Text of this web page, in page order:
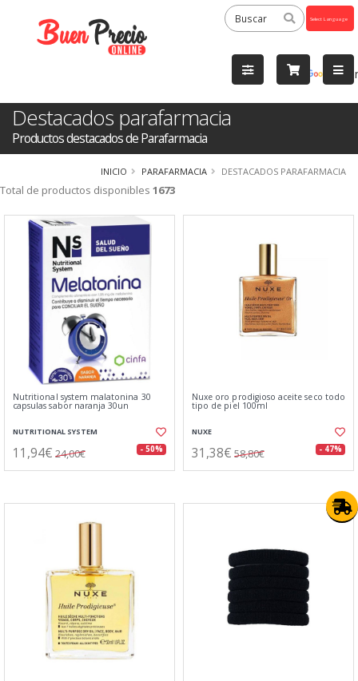
by
Destacados parafarmacia
Productos destacados de Parafarmacia
INICIO PARAFARMACIA DESTACADOS PARAFARMACIA
Total de productos disponibles 1673
Nutritional system malatonina 30
capsulas sabor naranja 30un
NUTRITIONAL SYSTEM
11,94€ 24,00€ - 50%
Nuxe oro prodigioso aceite seco todo
tipo de piel 100ml
NUXE
31,38€ 58,80€ - 47%